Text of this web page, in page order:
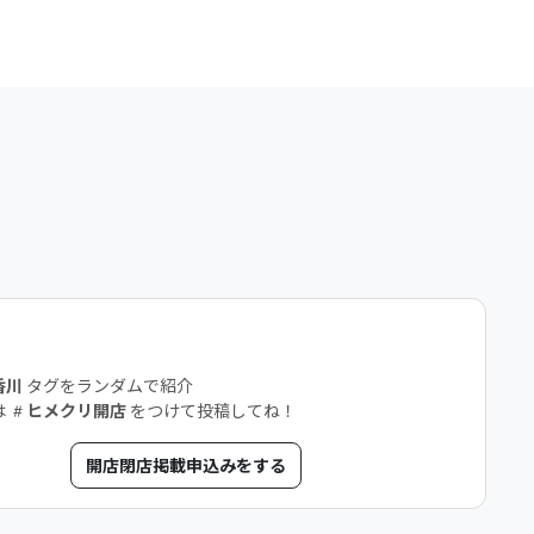
川 タグをランダムで紹介
ヒメクリ開店 をつけて投稿してね！
開店閉店掲載申込みをする